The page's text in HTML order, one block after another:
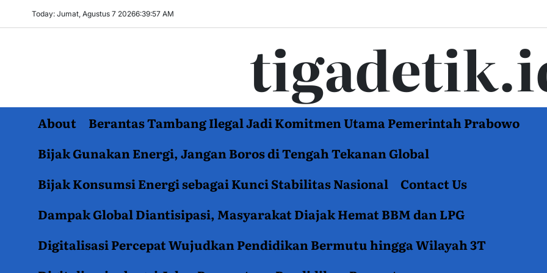
Today: Jumat, Agustus 7 20266:39:58 AM
About
Berantas Tambang Ilegal Jadi Komitmen Utama Pemerintah Prabowo
Bijak Gunakan Energi, Jangan Boros di Tengah Tekanan Global
Bijak Konsumsi Energi sebagai Kunci Stabilitas Nasional
Contact Us
Dampak Global Diantisipasi, Masyarakat Diajak Hemat BBM dan LPG
Digitalisasi Percepat Wujudkan Pendidikan Bermutu hingga Wilayah 3T